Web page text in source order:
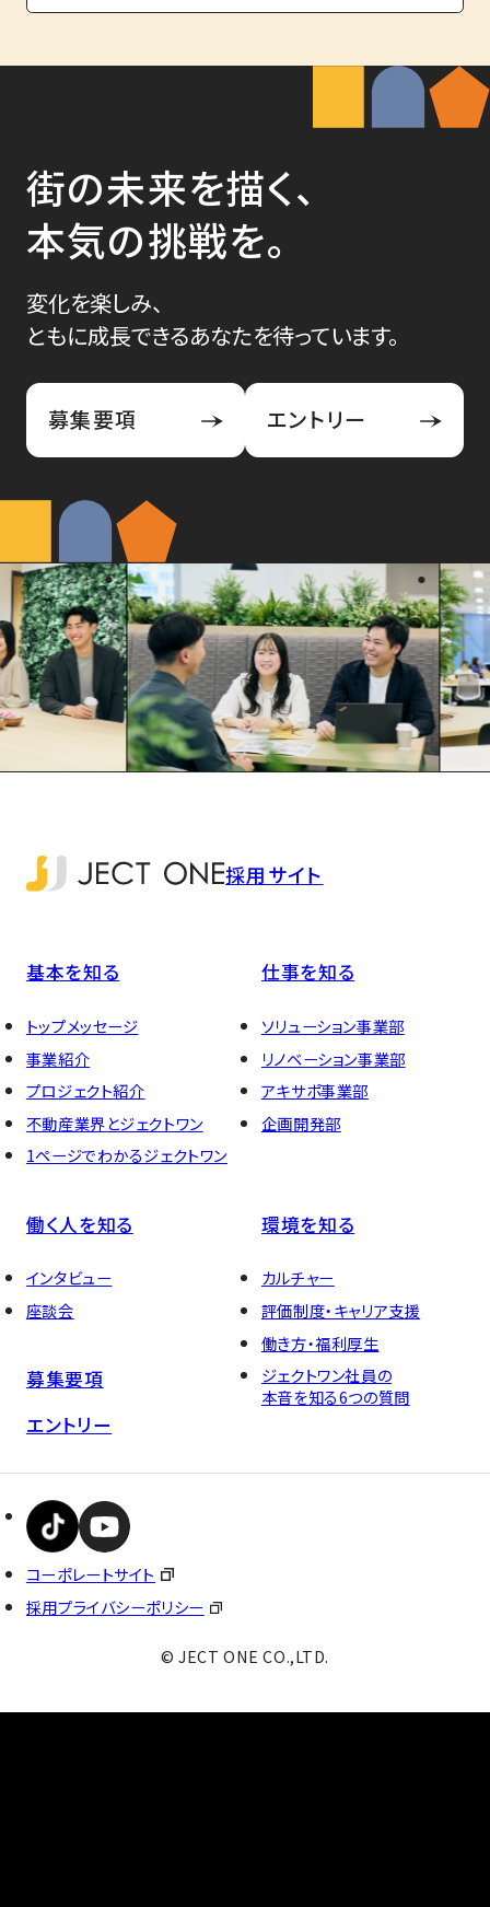
街の未来を描く、
本気の挑戦を。
変化を楽しみ、
ともに成長できるあなたを待っています。
募集要項 エントリー
採用サイト
基本を知る
トップメッセージ
事業紹介
プロジェクト紹介
不動産業界とジェクトワン
1ページでわかるジェクトワン
仕事を知る
ソリューション事業部
リノベーション事業部
アキサポ事業部
企画開発部
働く人を知る
インタビュー
座談会
環境を知る
カルチャー
評価制度・キャリア支援
働き方・福利厚生
ジェクトワン社員の
本音を知る6つの質問
募集要項
エントリー
コーポレートサイト
採用プライバシーポリシー
© JECT ONE CO.,LTD.